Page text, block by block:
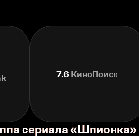
7.6КиноПоиск
сериала «Шпионка»